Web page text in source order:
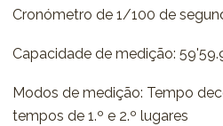
Cronómetro de 1/100 de
Capacidade de medição:
Modos de medição: Tempo
tempos de 1.º e 2.º lugares